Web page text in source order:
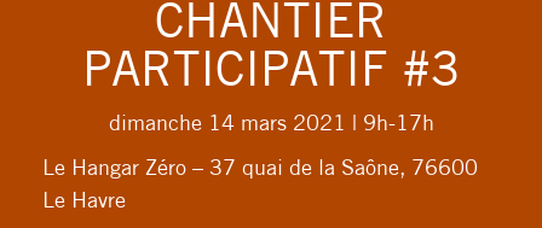
CHANTIER
PARTICIPATIF #3
dimanche 14 mars 2021 | 9h-17h
Le Hangar Zéro – 37 quai de la Saône, 76600
Le Havre